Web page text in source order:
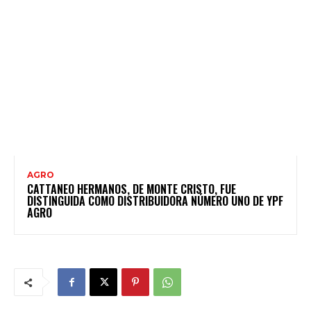
AGRO
CATTANEO HERMANOS, DE MONTE CRISTO, FUE
DISTINGUIDA COMO DISTRIBUIDORA NÚMERO UNO DE YPF
AGRO